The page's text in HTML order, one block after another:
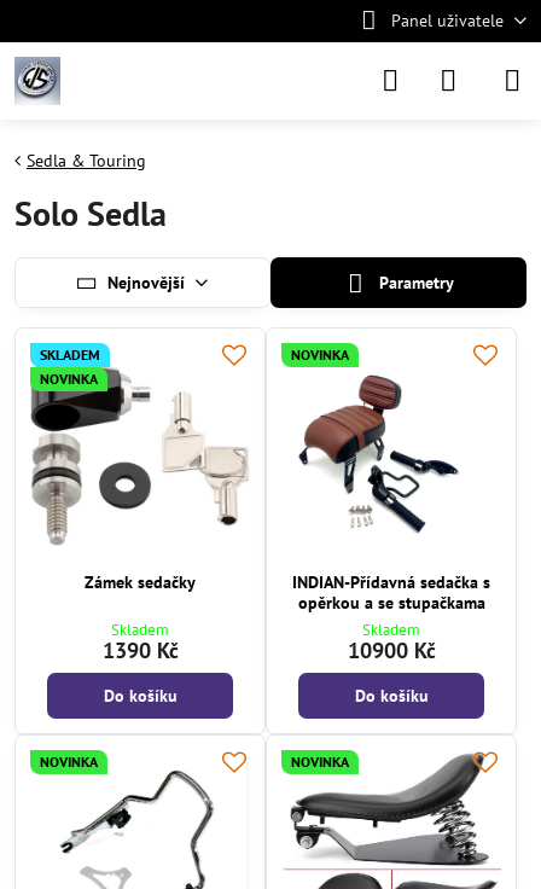
Panel uživatele
Sedla & Touring
Solo Sedla
Nejnovější Parametry
SKLADEM
NOVINKA
Zámek sedačky
Skladem
1390 Kč
Do košíku
NOVINKA
INDIAN-Přídavná sedačka s
opěrkou a se stupačkama
Skladem
10900 Kč
Do košíku
NOVINKA NOVINKA